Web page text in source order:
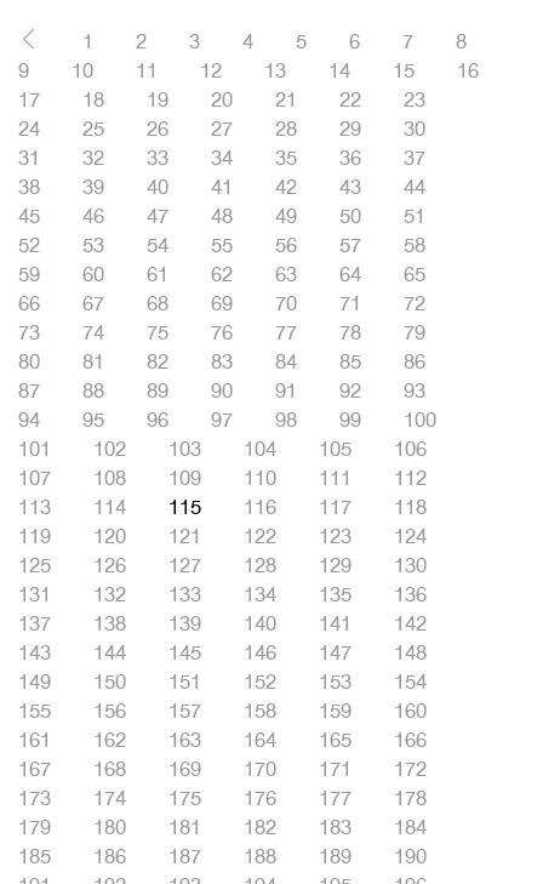
1 2 3 4 5 6 7
8
9
10 11 12 13 14 15
16
17
18 19 20 21 22
23
24
25 26 27 28 29
30
31
32 33 34 35 36
37
38
39 40 41 42 43
44
45
46 47 48 49 50
51
52
53 54 55 56 57
58
59
60 61 62 63 64
65
66
67 68 69 70 71
72
73
74 75 76 77 78
79
80
81 82 83 84 85
86
87
88 89 90 91 92
93
94
95 96 97 98 99
100
101
102 103 104 105
106
107
108 109 110 111
112
113
114 115 116 117
118
119
120 121 122 123
124
125
126 127 128 129
130
131
132 133 134 135
136
137
138 139 140 141
142
143
144 145 146 147
148
149
150 151 152 153
154
155
156 157 158 159
160
161
162 163 164 165
166
167
168 169 170 171
172
173
174 175 176 177
178
179
180 181 182 183
184
185
186 187 188 189
190